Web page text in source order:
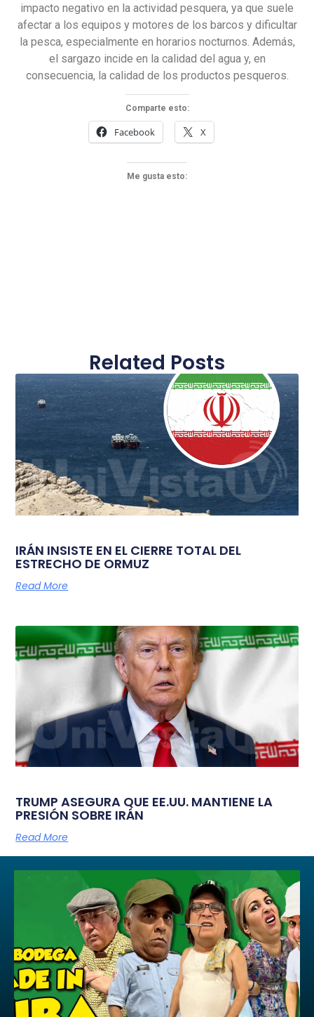
impacto negativo en la actividad pesquera, ya que suele
afectar a los equipos y motores de los barcos y dificultar
la pesca, especialmente en horarios nocturnos. Además,
el sargazo incide en la calidad del agua y, en
consecuencia, la calidad de los productos pesqueros.
Comparte esto:
Facebook X
Me gusta esto:
Related Posts
IRÁN INSISTE EN EL CIERRE TOTAL DEL
ESTRECHO DE ORMUZ
Read More
TRUMP ASEGURA QUE EE.UU. MANTIENE LA
PRESIÓN SOBRE IRÁN
Read More